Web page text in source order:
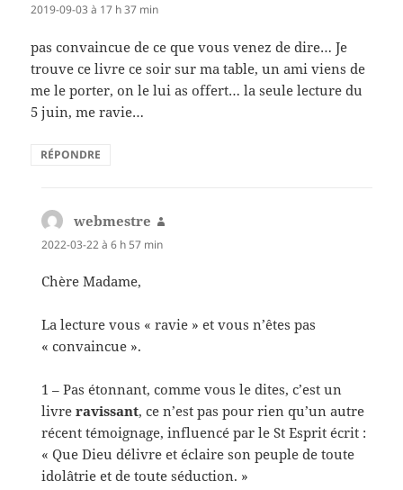
2019-09-03 à 17 h 37 min
pas convaincue de ce que vous venez de dire… Je
trouve ce livre ce soir sur ma table, un ami viens de
me le porter, on le lui as offert… la seule lecture du
5 juin, me ravie…
RÉPONDRE
webmestre
2022-03-22 à 6 h 57 min
Chère Madame,
La lecture vous « ravie » et vous n’êtes pas
« convaincue ».
1 – Pas étonnant, comme vous le dites, c’est un
livreravissant, ce n’est pas pour rien qu’un autre
récent témoignage, influencé par le St Esprit écrit :
« Que Dieu délivre et éclaire son peuple de toute
idolâtrie et de toute séduction. »